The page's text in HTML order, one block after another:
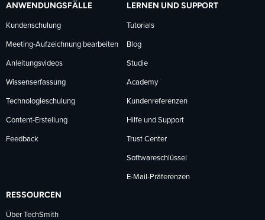
ANWENDUNGSFÄLLE
Kundenschulung
Meeting-Aufzeichnung bearbeiten
Anleitungsvideos
Wissenserfassung
Technologieschulung
Content-Erstellung
Feedback
LERNEN UND SUPPORT
Tutorials
Blog
Studie
Academy
Kundenreferenzen
Hilfe und Support
Trust Center
Softwareschlüssel
E-Mail-Präferenzen
RESSOURCEN
Über TechSmith